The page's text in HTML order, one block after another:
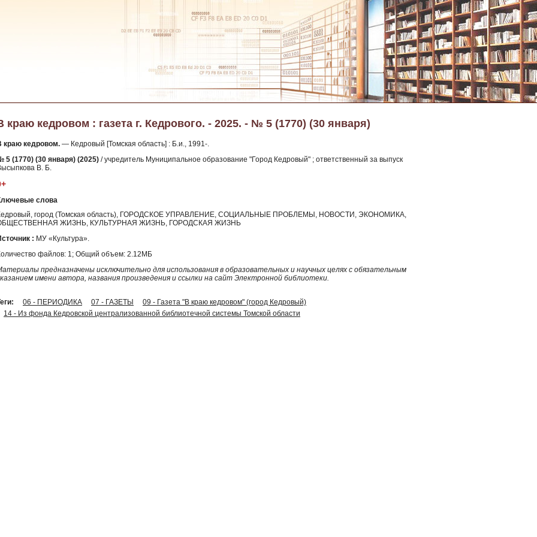
краю кедровом : газета г. Кедрового. - 2025. - № 5 (1770) (30 января)
краю кедровом. — Кедровый [Томская область] : Б.и., 1991-.
5 (1770) (30 января) (2025) / учредитель Муниципальное образование "Город Кедровый" ; ответственный за выпуск
В. Б.
слова
город (Томская область), ГОРОДСКОЕ УПРАВЛЕНИЕ, СОЦИАЛЬНЫЕ ПРОБЛЕМЫ, НОВОСТИ, ЭКОНОМИКА,
ЖИЗНЬ, КУЛЬТУРНАЯ ЖИЗНЬ, ГОРОДСКАЯ ЖИЗНЬ
: МУ «Культура».
файлов: 1; Общий объем: 2.12МБ
предназначены исключительно для использования в образовательных и научных целях с обязательным
имени автора, названия произведения и ссылки на сайт Электронной библиотеки.
06 - ПЕРИОДИКА 07 - ГАЗЕТЫ
09 - Газета "В краю кедровом" (город Кедровый)
14 - Из фонда Кедровской централизованной библиотечной системы Томской области